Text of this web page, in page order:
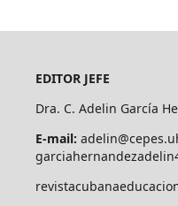
EDITOR JEFE
Dra. C. Adelin García
E-mail: